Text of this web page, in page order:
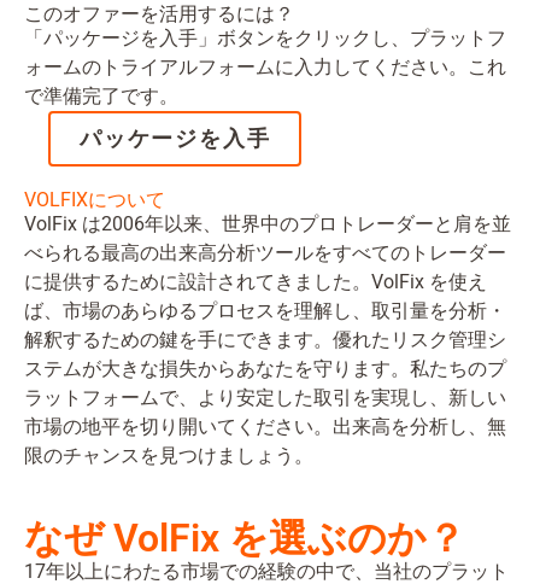
このオファーを活用するには？
「パッケージを入手」ボタンをクリックし、プラットフ
ォームのトライアルフォームに入力してください。これ
で準備完了です。
パッケージを入手
VOLFIXについて
VolFix は2006年以来、世界中のプロトレーダーと肩を並
べられる最高の出来高分析ツールをすべてのトレーダー
に提供するために設計されてきました。VolFix を使え
ば、市場のあらゆるプロセスを理解し、取引量を分析・
解釈するための鍵を手にできます。優れたリスク管理シ
ステムが大きな損失からあなたを守ります。私たちのプ
ラットフォームで、より安定した取引を実現し、新しい
市場の地平を切り開いてください。出来高を分析し、無
限のチャンスを見つけましょう。
なぜ VolFix を選ぶのか？
17年以上にわたる市場での経験の中で、当社のプラット